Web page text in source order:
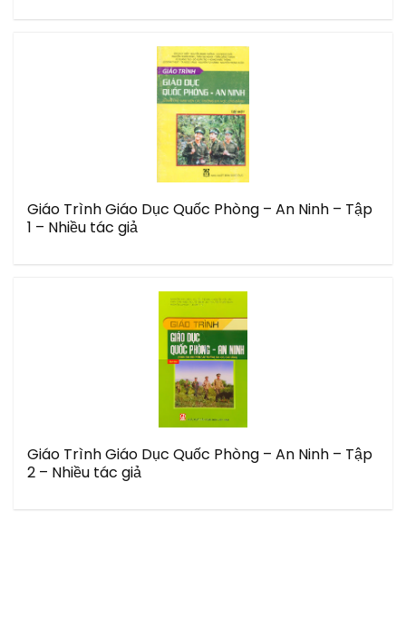
Giáo Trình Giáo Dục Quốc Phòng – An Ninh – Tập
1 – Nhiều tác giả
Giáo Trình Giáo Dục Quốc Phòng – An Ninh – Tập
2 – Nhiều tác giả